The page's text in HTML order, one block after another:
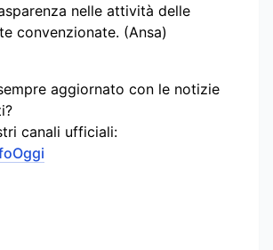
nelle attività delle
convenzionate. (Ansa)
aggiornato con le notizie
canali ufficiali: